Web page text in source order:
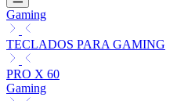
Gaming
TECLADOS PARA GAMING
PRO X 60
Gaming